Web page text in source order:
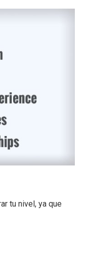
tu nivel, ya que